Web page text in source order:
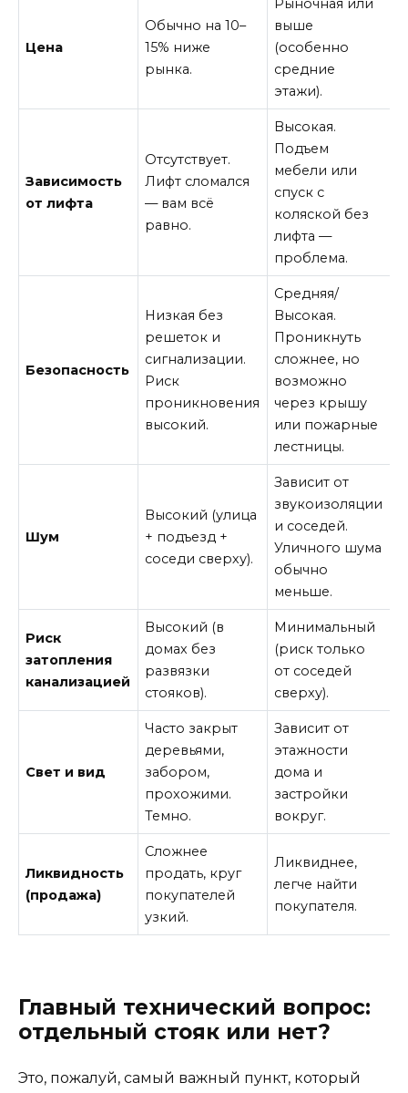
Цена
Обычно на 10–
15% ниже
рынка.
Рыночная или
выше
(особенно
средние
этажи).
Зависимость
от лифта
Отсутствует.
Лифт сломался
— вам всё
равно.
Высокая.
Подъем
мебели или
спуск с
коляской без
лифта —
проблема.
Безопасность
Низкая без
решеток и
сигнализации.
Риск
проникновения
высокий.
Средняя/
Высокая.
Проникнуть
сложнее, но
возможно
через крышу
или пожарные
лестницы.
Шум
Высокий (улица
+ подъезд +
соседи сверху).
Зависит от
звукоизоляции
и соседей.
Уличного шума
обычно
меньше.
Риск
затопления
канализацией
Высокий (в
домах без
развязки
стояков).
Минимальный
(риск только
от соседей
сверху).
Свет и вид
Часто закрыт
деревьями,
забором,
прохожими.
Темно.
Зависит от
этажности
дома и
застройки
вокруг.
Ликвидность
(продажа)
Сложнее
продать, круг
покупателей
узкий.
Ликвиднее,
легче найти
покупателя.
Главный технический вопрос:
отдельный стояк или нет?
Это, пожалуй, самый важный пункт, который